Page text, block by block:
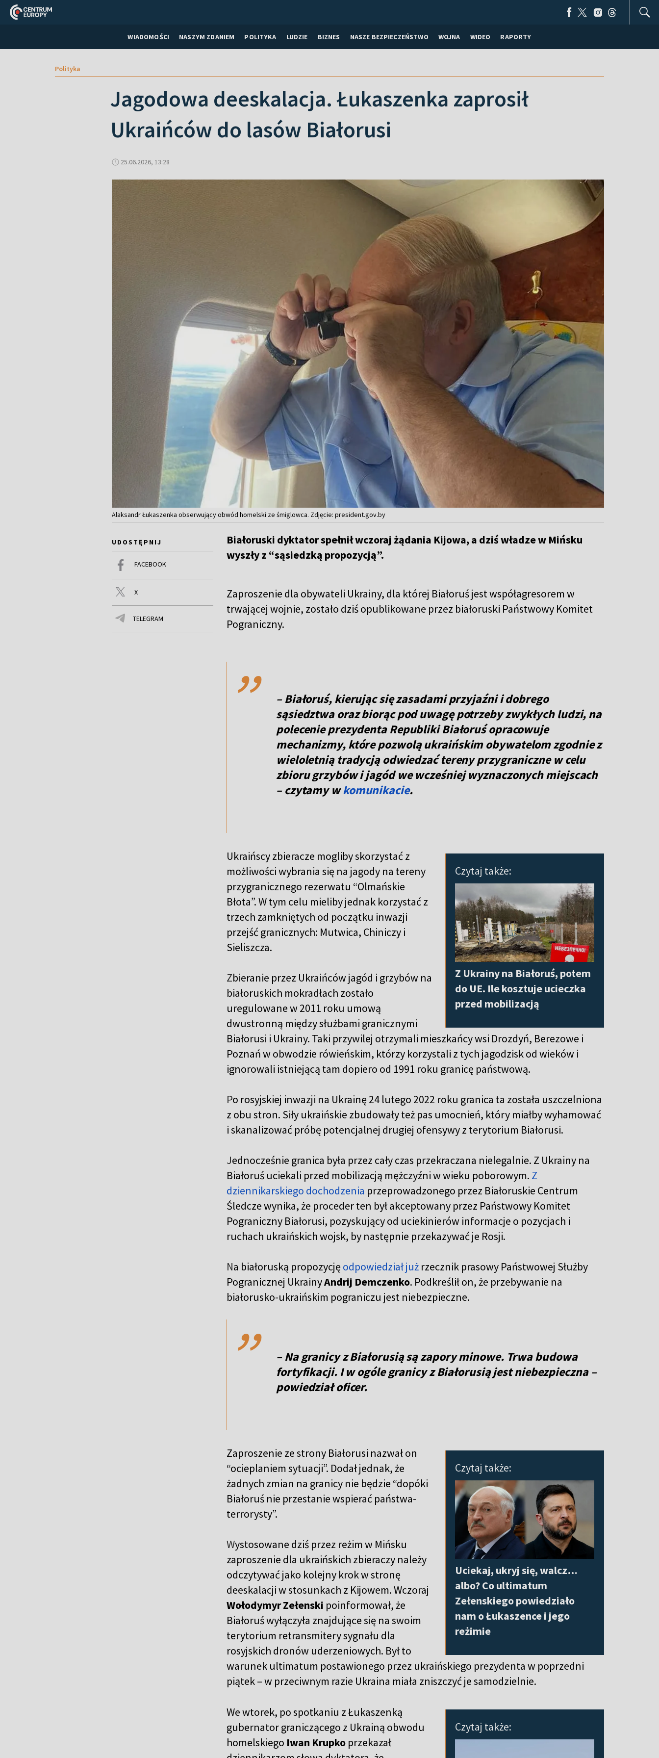
WIADOMOŚCI NASZYM ZDANIEM POLITYKA LUDZIE BIZNES NASZE BEZPIECZEŃSTWO WOJNA WIDEO RAPORTY
Polityka
Jagodowa deeskalacja. Łukaszenka zaprosił
Ukraińców do lasów Białorusi
25.06.2026, 13:28
Alaksandr Łukaszenka obserwujący obwód homelski ze śmiglowca. Zdjęcie: president.gov.by
UDOSTĘPNIJ
FACEBOOK
X
TELEGRAM
Białoruski dyktator spełnił wczoraj żądania Kijowa, a dziś władze w Mińsku
wyszły z “sąsiedzką propozycją”.
Zaproszenie dla obywateli Ukrainy, dla której Białoruś jest współagresorem w
trwającej wojnie, zostało dziś opublikowane przez białoruski Państwowy Komitet
Pograniczny.
,,
– Białoruś, kierując się zasadami przyjaźni i dobrego
sąsiedztwa oraz biorąc pod uwagę potrzeby zwykłych ludzi, na
polecenie prezydenta Republiki Białoruś opracowuje
mechanizmy, które pozwolą ukraińskim obywatelom zgodnie z
wieloletnią tradycją odwiedzać tereny przygraniczne w celu
zbioru grzybów i jagód we wcześniej wyznaczonych miejscach
– czytamy wkomunikacie.
Czytaj także:
Z Ukrainy na Białoruś, potem
do UE. Ile kosztuje ucieczka
przed mobilizacją
Ukraińscy zbieracze mogliby skorzystać z
możliwości wybrania się na jagody na tereny
przygranicznego rezerwatu “Olmańskie
Błota”. W tym celu mieliby jednak korzystać z
trzech zamkniętych od początku inwazji
przejść granicznych: Mutwica, Chiniczy i
Sieliszcza.
Zbieranie przez Ukraińców jagód i grzybów na
białoruskich mokradłach zostało
uregulowane w 2011 roku umową
dwustronną między służbami granicznymi
Białorusi i Ukrainy. Taki przywilej otrzymali mieszkańcy wsi Drozdyń, Berezowe i
Poznań w obwodzie rówieńskim, którzy korzystali z tych jagodzisk od wieków i
ignorowali istniejącą tam dopiero od 1991 roku granicę państwową.
Po rosyjskiej inwazji na Ukrainę 24 lutego 2022 roku granica ta została uszczelniona
z obu stron. Siły ukraińskie zbudowały też pas umocnień, który miałby wyhamować
i skanalizować próbę potencjalnej drugiej ofensywy z terytorium Białorusi.
Jednocześnie granica była przez cały czas przekraczana nielegalnie. Z Ukrainy na
Białoruś uciekali przed mobilizacją mężczyźni w wieku poborowym. Z
dziennikarskiego dochodzenia przeprowadzonego przez Białoruskie Centrum
Śledcze wynika, że proceder ten był akceptowany przez Państwowy Komitet
Pograniczny Białorusi, pozyskujący od uciekinierów informacje o pozycjach i
ruchach ukraińskich wojsk, by następnie przekazywać je Rosji.
Na białoruską propozycję odpowiedział już rzecznik prasowy Państwowej Służby
Pogranicznej UkrainyAndrij Demczenko. Podkreślił on, że przebywanie na
białorusko-ukraińskim pograniczu jest niebezpieczne.
,,
– Na granicy z Białorusią są zapory minowe. Trwa budowa
fortyfikacji. I w ogóle granicy z Białorusią jest niebezpieczna –
powiedział oficer.
Czytaj także:
Uciekaj, ukryj się, walcz…
albo? Co ultimatum
Zełenskiego powiedziało
nam o Łukaszence i jego
reżimie
Zaproszenie ze strony Białorusi nazwał on
“ocieplaniem sytuacji”. Dodał jednak, że
żadnych zmian na granicy nie będzie “dopóki
Białoruś nie przestanie wspierać państwa-
terrorysty”.
Wystosowane dziś przez reżim w Mińsku
zaproszenie dla ukraińskich zbieraczy należy
odczytywać jako kolejny krok w stronę
deeskalacji w stosunkach z Kijowem. Wczoraj
Wołodymyr Zełenski poinformował, że
Białoruś wyłączyła znajdujące się na swoim
terytorium retransmitery sygnału dla
rosyjskich dronów uderzeniowych. Był to
warunek ultimatum postawionego przez ukraińskiego prezydenta w poprzedni
piątek – w przeciwnym razie Ukraina miała zniszczyć je samodzielnie.
Czytaj także:
We wtorek, po spotkaniu z Łukaszenką
gubernator graniczącego z Ukrainą obwodu
homelskiego Iwan Krupko przekazał